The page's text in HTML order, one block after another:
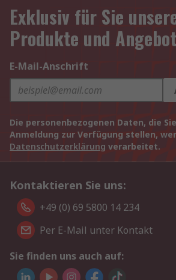
Exklusiv für Sie
Produkte und
E-Mail-Anschrift
Die personenbezogenen Daten, die
Anmeldung zur Verfügung stellen,
Datenschutzerklärung verarbeitet.
Kontaktieren Sie uns:
+49 (0) 69 5800 14 234
Per E-Mail unter Kontakt
Sie finden uns auch auf: